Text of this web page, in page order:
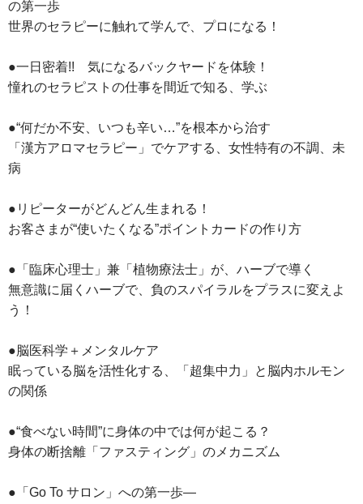
の第一歩
世界のセラピーに触れて学んで、プロになる！
●一日密着!! 気になるバックヤードを体験！
憧れのセラピストの仕事を間近で知る、学ぶ
●“何だか不安、いつも辛い…”を根本から治す
「漢方アロマセラピー」でケアする、女性特有の不調、未
病
●リピーターがどんどん生まれる！
お客さまが“使いたくなる”ポイントカードの作り方
●「臨床心理士」兼「植物療法士」が、ハーブで導く
無意識に届くハーブで、負のスパイラルをプラスに変えよ
う！
●脳医科学＋メンタルケア
眠っている脳を活性化する、「超集中力」と脳内ホルモン
の関係
●“食べない時間”に身体の中では何が起こる？
身体の断捨離「ファスティング」のメカニズム
●「Go To サロン」への第一歩―